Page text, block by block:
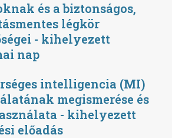
és a biztonságos,
légkör
- kihelyezett
nap
intelligencia (MI)
megismerése és
- kihelyezett
előadás